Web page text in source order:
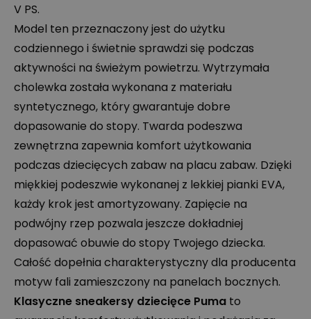
V PS.
Model ten przeznaczony jest do użytku
codziennego i świetnie sprawdzi się podczas
aktywności na świeżym powietrzu. Wytrzymała
cholewka została wykonana z materiału
syntetycznego, który gwarantuje dobre
dopasowanie do stopy. Twarda podeszwa
zewnętrzna zapewnia komfort użytkowania
podczas dziecięcych zabaw na placu zabaw. Dzięki
miękkiej podeszwie wykonanej z lekkiej pianki EVA,
każdy krok jest amortyzowany. Zapięcie na
podwójny rzep pozwala jeszcze dokładniej
dopasować obuwie do stopy Twojego dziecka.
Całość dopełnia charakterystyczny dla producenta
motyw fali zamieszczony na panelach bocznych.
Klasyczne sneakersy dziecięce Puma to